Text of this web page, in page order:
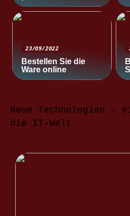
23/09/2022
Bestellen Sie die
Ware online
Neue Technologien –
die IT-Welt